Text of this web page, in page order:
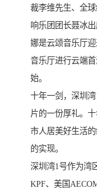
裁李维先生、全
响乐团团长聂冰
娜是云颂音乐厅
音乐厅进行云端
始。
十年一剑，深圳
片的一份厚礼。
市人居美好生活
的实现。
深圳湾1号作为湾
KPF、美国